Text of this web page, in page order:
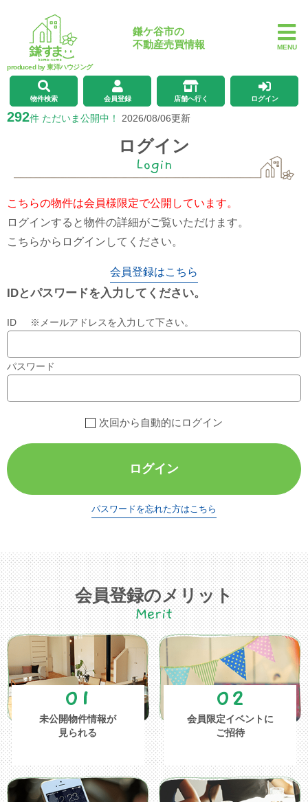
produced by 東洋ハウジング
鎌ケ谷市の
不動産売買情報
MENU
物件検索 会員登録 店舗へ行く ログイン
292件 ただいま公開中！ 2026/08/06更新
ログイン
Login
こちらの物件は会員様限定で公開しています。
ログインすると物件の詳細がご覧いただけます。
こちらからログインしてください。
会員登録はこちら
IDとパスワードを入力してください。
ID ※メールアドレスを入力して下さい。
パスワード
次回から自動的にログイン
ログイン
パスワードを忘れた方はこちら
会員登録のメリット
Merit
01
未公開物件情報が
見られる
02
会員限定イベントに
ご招待